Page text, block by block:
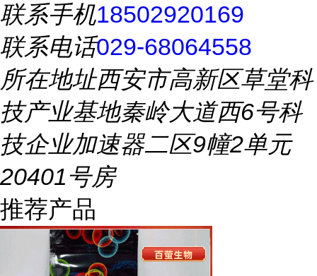
联系手机18502920169
联系电话029-68064558
所在地址西安市高新区草堂科
技产业基地秦岭大道西6号科
技企业加速器二区9幢2单元
20401号房
推荐产品